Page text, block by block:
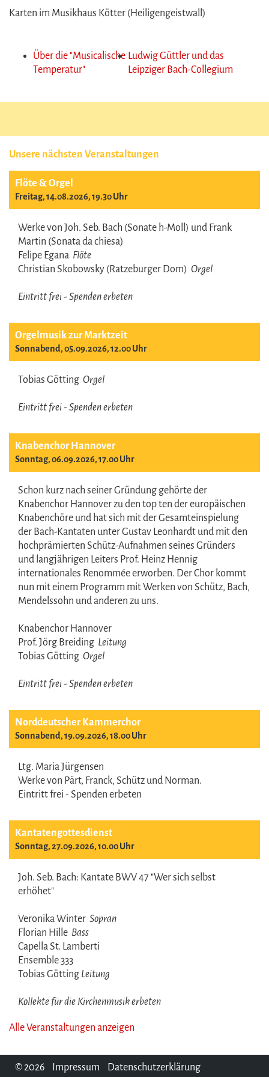
Unsere nächsten Veranstaltungen
Flöte & Orgel
Freitag, 14.08.2026, 19.30 Uhr
Werke von Joh. Seb. Bach (Sonate h-Moll) und Frank
Martin (Sonata da chiesa)
Felipe Egana Flöte
Christian Skobowsky (Ratzeburger Dom) Orgel
Eintritt frei - Spenden erbeten
Orgelmusik zur Marktzeit
Sonnabend, 05.09.2026, 12.00 Uhr
Tobias Götting Orgel
Eintritt frei - Spenden erbeten
Knabenchor Hannover
Sonntag, 06.09.2026, 17.00 Uhr
Schon kurz nach seiner Gründung gehörte der
Knabenchor Hannover zu den top ten der europäischen
Knabenchöre und hat sich mit der Gesamteinspielung
der Bach-Kantaten unter Gustav Leonhardt und mit den
hochprämierten Schütz-Aufnahmen seines Gründers
und langjährigen Leiters Prof. Heinz Hennig
internationales Renommée erworben. Der Chor kommt
nun mit einem Programm mit Werken von Schütz, Bach,
Mendelssohn und anderen zu uns.
Knabenchor Hannover
Prof. Jörg Breiding Leitung
Tobias Götting Orgel
Eintritt frei - Spenden erbeten
Norddeutscher Kammerchor
Sonnabend, 19.09.2026, 18.00 Uhr
Ltg. Maria Jürgensen
Werke von Pärt, Franck, Schütz und Norman.
Eintritt frei - Spenden erbeten
Kantatengottesdienst
Sonntag, 27.09.2026, 10.00 Uhr
Joh. Seb. Bach: Kantate BWV 47 "Wer sich selbst
erhöhet"
Veronika Winter Sopran
Florian Hille Bass
Capella St. Lamberti
Ensemble 333
Tobias Götting Leitung
Kollekte für die Kirchenmusik erbeten
Alle Veranstaltungen anzeigen
Karten im Musikhaus Kötter (Heiligengeistwall)
Über die "Musicalische
Temperatur"
Ludwig Güttler und das
Leipziger Bach-Collegium
© 2026 Impressum Datenschutzerklärung